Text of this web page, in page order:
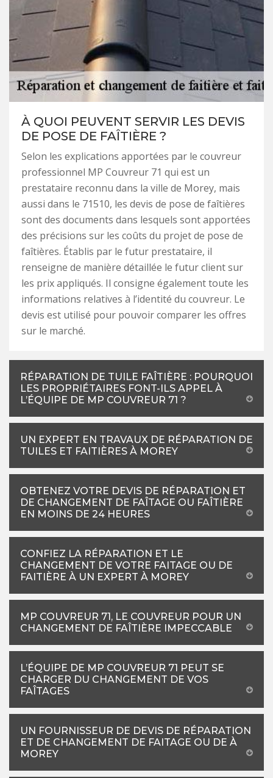
À QUOI PEUVENT SERVIR LES DEVIS
DE POSE DE FAÎTIÈRE ?
Selon les explications apportées par le couvreur
professionnel MP Couvreur 71 qui est un
prestataire reconnu dans la ville de Morey, mais
aussi dans le 71510, les devis de pose de faîtières
sont des documents dans lesquels sont apportées
des précisions sur les coûts du projet de pose de
faîtières. Établis par le futur prestataire, il
renseigne de manière détaillée le futur client sur
les prix appliqués. Il consigne également toute les
informations relatives à l’identité du couvreur. Le
devis est utilisé pour pouvoir comparer les offres
sur le marché.
RÉPARATION DE TUILE FAÎTIÈRE : POURQUOI
LES PROPRIÉTAIRES FONT-ILS APPEL À
L’ÉQUIPE DE MP COUVREUR 71 ?
UN EXPERT EN TRAVAUX DE RÉPARATION DE
TUILES ET FAITIÈRES À MOREY
OBTENEZ VOTRE DEVIS DE RÉPARATION ET
DE CHANGEMENT DE FAÎTAGE OU FAÎTIÈRE
EN MOINS DE 24 HEURES
CONFIEZ LA RÉPARATION ET LE
CHANGEMENT DE VOTRE FAITAGE OU DE
FAITIÈRE À UN EXPERT À MOREY
MP COUVREUR 71, LE COUVREUR POUR UN
CHANGEMENT DE FAÎTIÈRE IMPECCABLE
L’ÉQUIPE DE MP COUVREUR 71 PEUT SE
CHARGER DU CHANGEMENT DE VOS
FAÎTAGES
UN FOURNISSEUR DE DEVIS DE RÉPARATION
ET DE CHANGEMENT DE FAITAGE OU DE À
MOREY